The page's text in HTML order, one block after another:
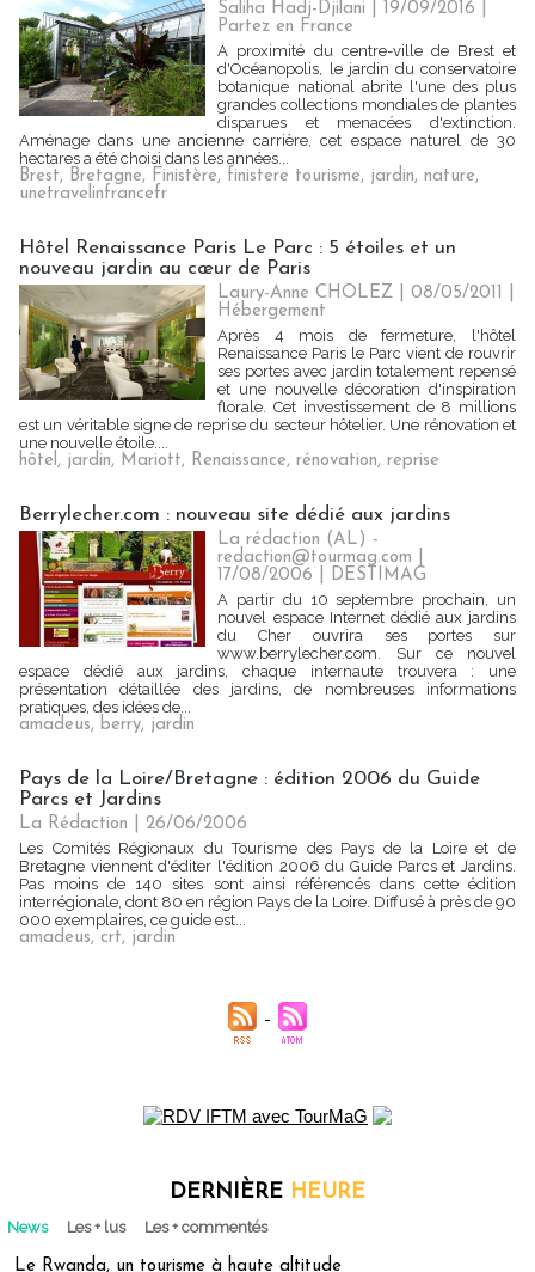
Saliha Hadj-Djilani | 19/09/2016
Partez en France
A proximité du centre-ville de Brest et
d'Océanopolis, le jardin du conservatoire
botanique national abrite l'une des plus
grandes collections mondiales de plantes
disparues et menacées d'extinction.
Aménage dans une ancienne carrière, cet espace naturel de 30
hectares a été choisi dans les années...
Brest, Bretagne, Finistère, finistere tourisme, jardin, nature,
unetravelinfrancefr
Hôtel Renaissance Paris Le Parc : 5 étoiles et un
nouveau jardin au cœur de Paris
Laury-Anne CHOLEZ | 08/05/2011
Hébergement
Après 4 mois de fermeture, l'hôtel
Renaissance Paris le Parc vient de rouvrir
ses portes avec jardin totalement repensé
et une nouvelle décoration d'inspiration
florale. Cet investissement de 8 millions
est un véritable signe de reprise du secteur hôtelier. Une rénovation et
une nouvelle étoile....
hôtel, jardin, Mariott, Renaissance, rénovation, reprise
Berrylecher.com : nouveau site dédié aux jardins
La rédaction (AL) -
redaction@tourmag.com |
17/08/2006
DESTIMAG
A partir du 10 septembre prochain, un
nouvel espace Internet dédié aux jardins
du Cher ouvrira ses portes sur
www.berrylecher.com. Sur ce nouvel
espace dédié aux jardins, chaque internaute trouvera : une
présentation détaillée des jardins, de nombreuses informations
pratiques, des idées de...
amadeus, berry, jardin
Pays de la Loire/Bretagne : édition 2006 du Guide
Parcs et Jardins
La Rédaction | 26/06/2006
Les Comités Régionaux du Tourisme des Pays de la Loire et de
Bretagne viennent d'éditer l'édition 2006 du Guide Parcs et Jardins.
Pas moins de 140 sites sont ainsi référencés dans cette édition
interrégionale, dont 80 en région Pays de la Loire. Diffusé à près de 90
000 exemplaires, ce guide est...
amadeus, crt, jardin
DERNIÈRE HEURE
News Les + lus Les + commentés
Le Rwanda, un tourisme à haute altitude